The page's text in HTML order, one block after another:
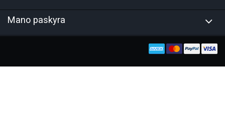
Mano paskyra